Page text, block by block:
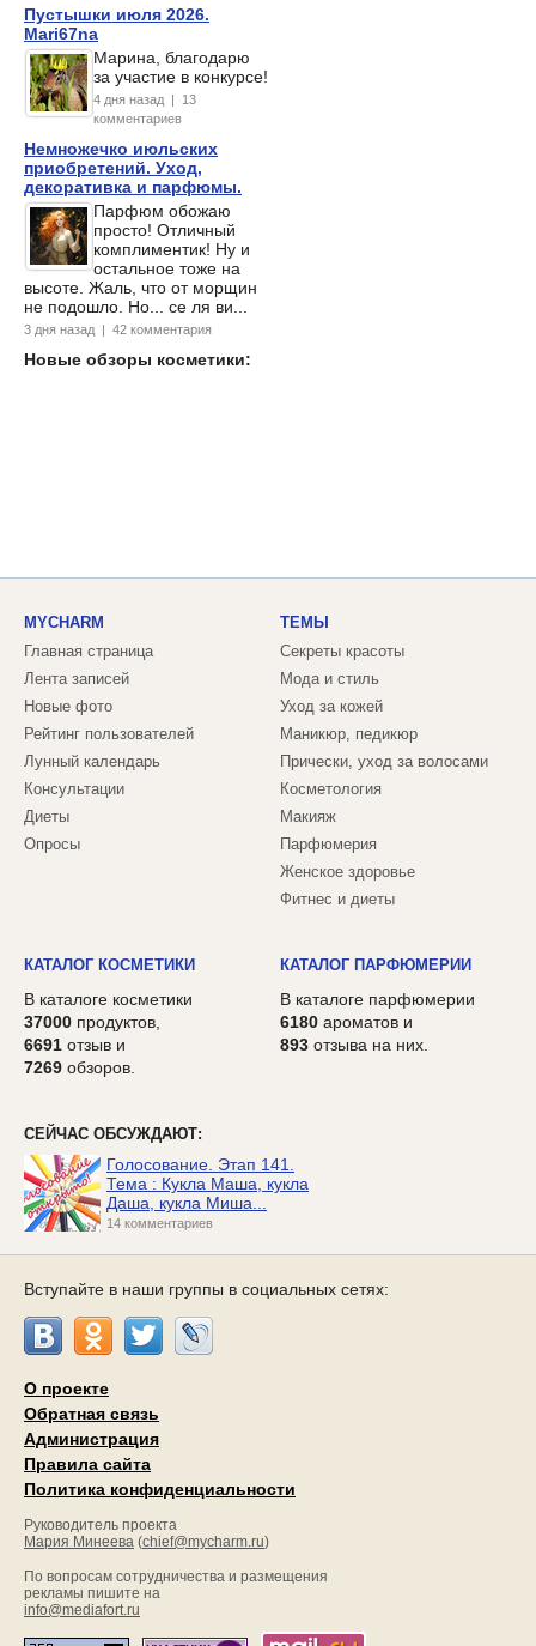
Пустышки июля 2026.
Mari67na
Марина, благодарю
за участие в конкурсе!
4 дня назад | 13
комментариев
Немножечко июльских
приобретений. Уход,
декоративка и парфюмы.
Парфюм обожаю
просто! Отличный
комплиментик! Ну и
остальное тоже на
высоте. Жаль, что от морщин
не подошло. Но... се ля ви...
3 дня назад | 42 комментария
Новые обзоры косметики:
MYCHARM
Главная страница
Лента записей
Новые фото
Рейтинг пользователей
Лунный календарь
Консультации
Диеты
Опросы
ТЕМЫ
Секреты красоты
Мода и стиль
Уход за кожей
Маникюр, педикюр
Прически, уход за волосами
Косметология
Макияж
Парфюмерия
Женское здоровье
Фитнес и диеты
КАТАЛОГ КОСМЕТИКИ
В каталоге косметики
37000 продуктов,
6691 отзыв и
7269 обзоров.
КАТАЛОГ ПАРФЮМЕРИИ
В каталоге парфюмерии
6180 ароматов и
893 отзыва на них.
СЕЙЧАС ОБСУЖДАЮТ:
Голосование. Этап 141.
Тема : Кукла Маша, кукла
Даша, кукла Миша...
14 комментариев
Вступайте в наши группы в социальных сетях:
О проекте
Обратная связь
Администрация
Правила сайта
Политика конфиденциальности
Руководитель проекта
Мария Минеева (chief@mycharm.ru)
По вопросам сотрудничества и размещения
рекламы пишите на
info@mediafort.ru